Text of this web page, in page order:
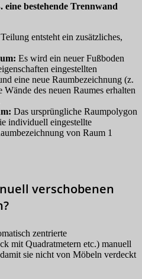
bestehende Trennwand
entsteht ein zusätzliches,
Es wird ein neuer Fußboden
eingestellten
eine neue Raumbezeichnung (z.
des neuen Raumes erhalten
Das ursprüngliche Raumpolygon
individuell eingestellte
von Raum 1
verschobenen
zentrierte
mit Quadratmetern etc.) manuell
sie nicht von Möbeln verdeckt